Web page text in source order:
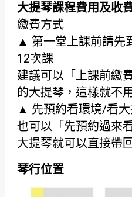
大提琴課程費用及收
繳費方式
▲ 第一堂上課前請先
12次課
建議可以「上課前繳
的大提琴，這樣就不
▲ 先預約看環境/看
也可以「先預約過來
大提琴就可以直接帶
琴行位置